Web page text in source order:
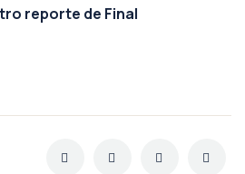
reporte de Final